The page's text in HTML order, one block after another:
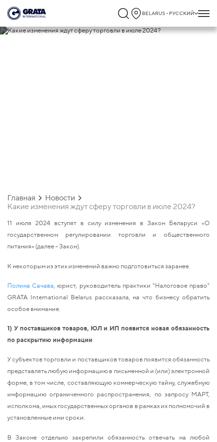
BELARUS - РУССКИЙ
Главная
Новости
Какие изменения ждут сферу торговли в июле 2024?
11 июля 2024 вступят в силу изменения в Закон Беларуси «О
государственном регулировании торговли и общественного
питания» (далее – Закон).
К некоторым из этих изменений важно подготовиться заранее.
Полина Сачава , юрист, руководитель практики "Налоговое право"
GRATA International Belarus рассказала, на что бизнесу обратить
особое внимание.
1) У поставщиков товаров, ЮЛ и ИП появится новая обязанность
по раскрытию информации
У субъектов торговли и поставщиков товаров появится обязанность
представлять любую информацию в письменной и (или) электронной
форме, в том числе, составляющую коммерческую тайну, служебную
информацию ограниченного распространения, по запросу МАРТ,
исполкома, иных государственных органов в рамках их полномочий в
установленные ими сроки.
В Законе отдельно закрепили обязанность отвечать на любой